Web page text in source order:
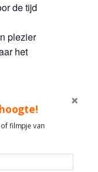
de tijd
plezier
het
filmpje van